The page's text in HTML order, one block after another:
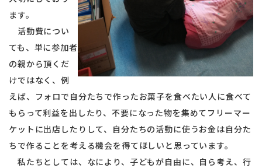
ます。
活動費につい
ても、単に参加者
の親から頂くだ
けではなく、例
えば、フォロで自分たちで作ったお菓子を食べたい人に食べて
もらって利益を出したり、不要になった物を集めてフリーマー
ケットに出店したりして、自分たちの活動に使うお金は自分た
ちで作ることを考える機会を得てほしいと思っています。
私たちとしては、なにより、子どもが自由に、自ら考え、行